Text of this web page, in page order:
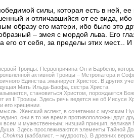
силы, которая есть в ней,
и отличавшийся от ее вида,
образу его матери, ибо было это
– змея с мордой льва. Его
его от себя, за пределы этих мест...
Троицы: Первопричина-Он и Барбело,
активной Троицы – Метропатора и
Единства эманирует Христос. В других
Мать Ильда-Баофа, сестра Христа.
становиться Христом, порождается
из II Троицы. Здесь речь ведется не об Иисусе
его крещении.
Женский аспект, в сочетании с мужским
они в то же время противоположны друг
и мужественным; низший принцип,
Здесь прослеживаются элементы Тайной
Chokma (каббалист. – мудрость). В древних